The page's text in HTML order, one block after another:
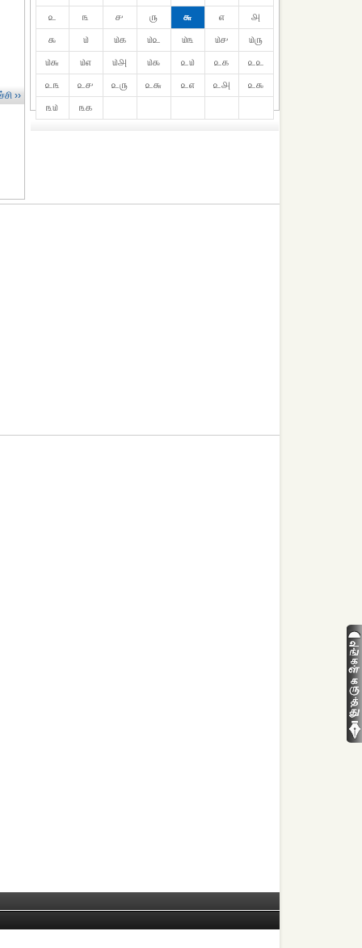
››
௨
௩ ௪ ௫ ௬ ௭
௮
௯
௰ ௰௧ ௰௨ ௰௩ ௰௪
௰௫
௰௬
௰௭ ௰௮ ௰௯ ௨௰ ௨௧
௨௨
௨௩
௨௪ ௨௫ ௨௬ ௨௭ ௨௮
௨௯
௩௰
௩௧